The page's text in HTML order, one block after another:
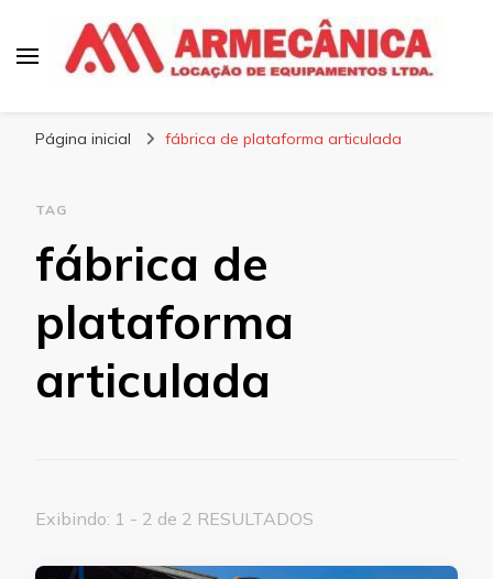
Página inicial fábrica de plataforma articulada
TAG
fábrica de
plataforma
articulada
Exibindo: 1 - 2 de 2 RESULTADOS